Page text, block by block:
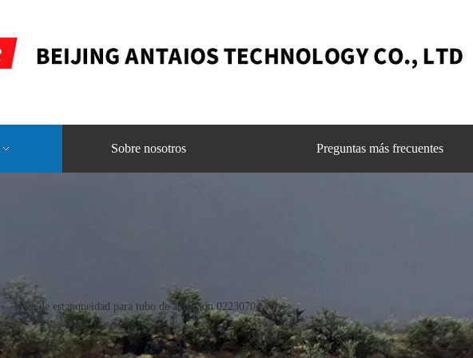
Sobre nosotros Preguntas más frecuentes
» Junta de estanqueidad para tubo de admisión 02230704